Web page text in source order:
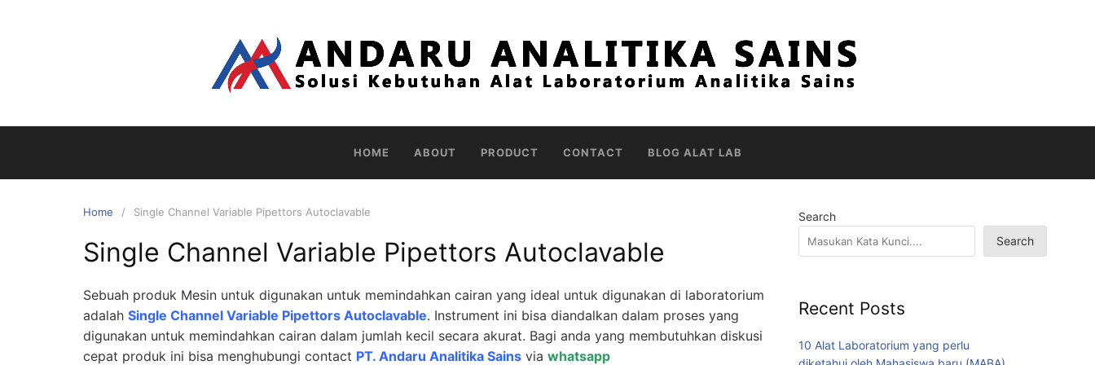
HOME ABOUT PRODUCT CONTACT BLOG ALAT LAB
Home Single Channel Variable Pipettors Autoclavable
Single Channel Variable Pipettors Autoclavable
Sebuah produk Mesin untuk digunakan untuk memindahkan cairan yang ideal untuk digunakan di laboratorium
adalah Single Channel Variable Pipettors Autoclavable. Instrument ini bisa diandalkan dalam proses yang
digunakan untuk memindahkan cairan dalam jumlah kecil secara akurat. Bagi anda yang membutuhkan diskusi
cepat produk ini bisa menghubungi contact PT. Andaru Analitika Sains via whatsapp
Search
Search
Recent Posts
10 Alat Laboratorium yang perlu